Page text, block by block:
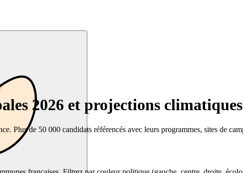
2026 et projections climatiques
Plus de 50 000 candidats référencés avec leurs programmes, sites de